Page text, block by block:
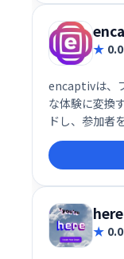
0.0
encaptivは、
な体験に変換
ドし、参加者
ションを操
ベントに対応
を高め、フィ
ョンの開催や
客、ドナー、
here
0.0